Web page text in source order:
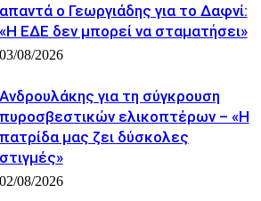
απαντά ο Γεωργιάδης για το Δαφνί:
«Η ΕΔΕ δεν μπορεί να σταματήσει»
03/08/2026
Ανδρουλάκης για τη σύγκρουση
πυροσβεστικών ελικοπτέρων – «Η
πατρίδα μας ζει δύσκολες
στιγμές»
02/08/2026